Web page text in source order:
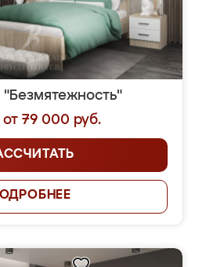
от 79 000 руб.